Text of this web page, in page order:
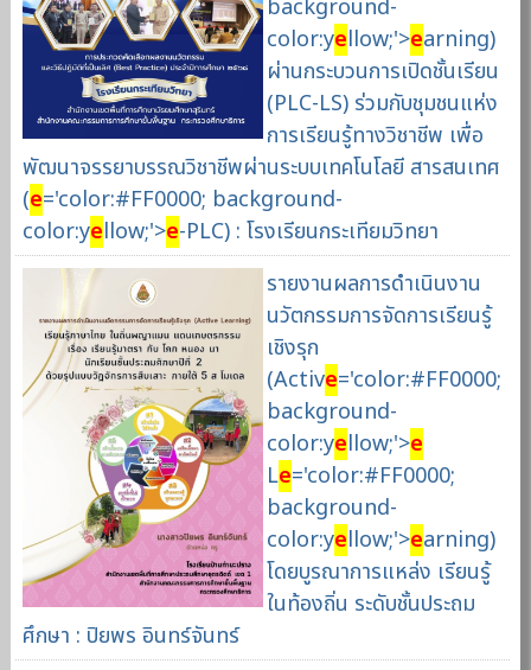
background-
color:yellow;'>earning)
ผ่านกระบวนการเปิดชั้นเรียน
(PLC-LS) ร่วมกับชุมชนแห่ง
การเรียนรู้ทางวิชาชีพ เพื่อ
พัฒนาจรรยาบรรณวิชาชีพผ่านระบบเทคโนโลยี สารสนเทศ
(e='color:#FF0000; background-
color:yellow;'>e-PLC) : โรงเรียนกระเทียมวิทยา
รายงานผลการดำเนินงาน
นวัตกรรมการจัดการเรียนรู้
เชิงรุก
(Active='color:#FF0000;
background-
color:yellow;'>e
Le='color:#FF0000;
background-
color:yellow;'>earning)
โดยบูรณาการแหล่ง เรียนรู้
ในท้องถิ่น ระดับชั้นประถม
ศึกษา : ปิยพร อินทร์จันทร์